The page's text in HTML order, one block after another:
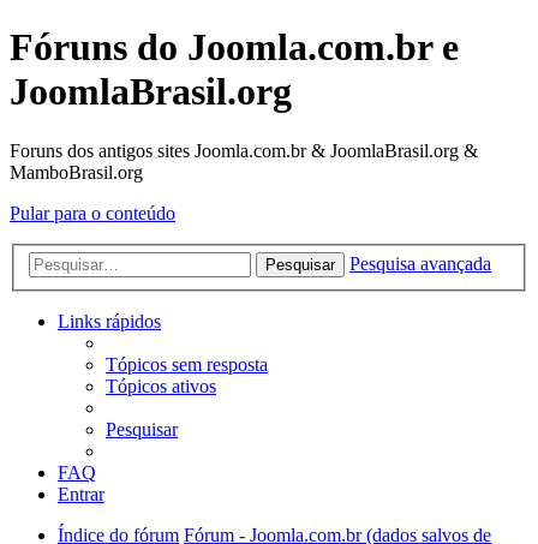
Fóruns do Joomla.com.br e
JoomlaBrasil.org
Foruns dos antigos sites Joomla.com.br & JoomlaBrasil.org &
MamboBrasil.org
Pular para o conteúdo
Pesquisar Pesquisa avançada
Links rápidos
Tópicos sem resposta
Tópicos ativos
Pesquisar
FAQ
Entrar
Índice do fórum Fórum - Joomla.com.br (dados salvos de